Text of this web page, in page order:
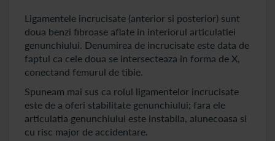
Ligamentele incrucisate (anterior si posterior) sunt
doua benzi fibroase aflate in interiorul articulatiei
genunchiului. Denumirea de incrucisate este data de
faptul ca cele doua se intersecteaza in forma de X,
conectand femurul de tibie.
Spuneam mai sus ca rolul ligamentelor incrucisate
este de a oferi stabilitate genunchiului; fara ele
articulatia genunchiului este instabila, alunecoasa si
cu risc major de accidentare.